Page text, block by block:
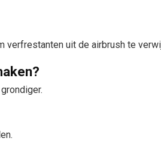
verfrestanten uit de airbrush te